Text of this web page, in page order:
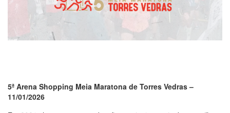
5ª Arena Shopping Meia Maratona de Torres Vedras –
11/01/2026